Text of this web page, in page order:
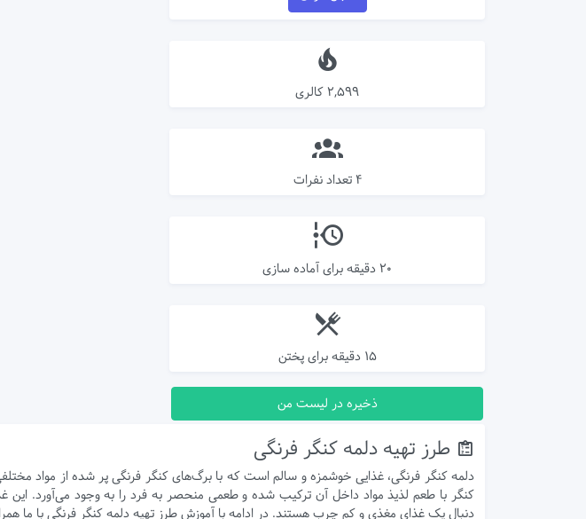
2,599 کالری
4 تعداد نفرات
20 دقیقه برای آماده سازی
15 دقیقه برای پختن
ذخیره در لیست من
طرز تهیه دلمه کنگر فرنگی
دلمه کنگر فرنگی، غذایی خوشمزه و سالم است که با برگ‌های کنگر فرنگی پر شده از مواد
کنگر با طعم لذیذ مواد داخل آن ترکیب شده و طعمی منحصر به فرد را به وجود می‌آورد.
دنبال یک غذای مغذی و کم چرب هستند. در ادامه با آموزش طرز تهیه دلمه کنگر فرنگی با ما